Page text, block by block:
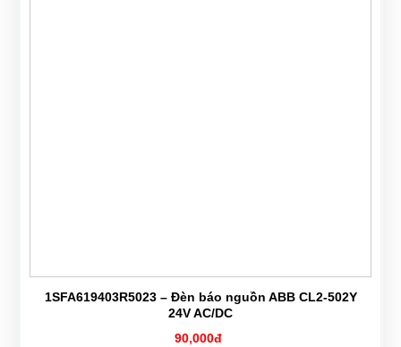
1SFA619403R5023 – Đèn báo nguồn ABB CL2-502Y
24V AC/DC
90,000đ